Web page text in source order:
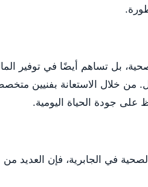
بل تساهم أيضًا في توفير
خلال الاستعانة بفنيين
على جودة الحياة اليومية.
في الجابرية، فإن العديد